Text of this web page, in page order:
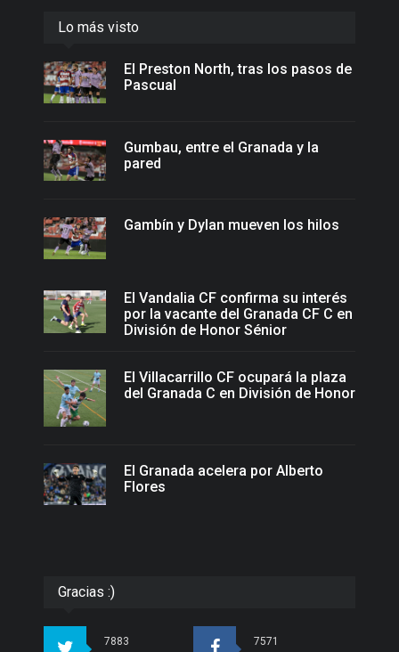
Lo más visto
El Preston North, tras los pasos de
Pascual
Gumbau, entre el Granada y la
pared
Gambín y Dylan mueven los hilos
El Vandalia CF confirma su interés
por la vacante del Granada CF C en
División de Honor Sénior
El Villacarrillo CF ocupará la plaza
del Granada C en División de Honor
El Granada acelera por Alberto
Flores
Gracias :)
7883
7571